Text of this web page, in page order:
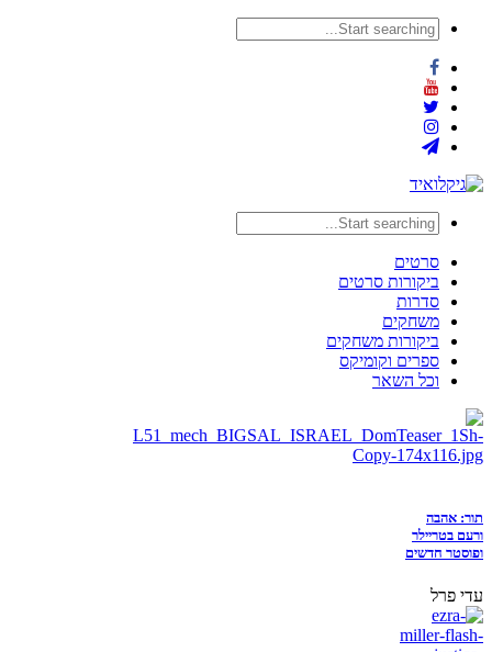
סרטים
ביקורות סרטים
סדרות
משחקים
ביקורות משחקים
ספרים וקומיקס
וכל השאר
תור: אהבה
ורעם בטריילר
ופוסטר חדשים
עדי פרל